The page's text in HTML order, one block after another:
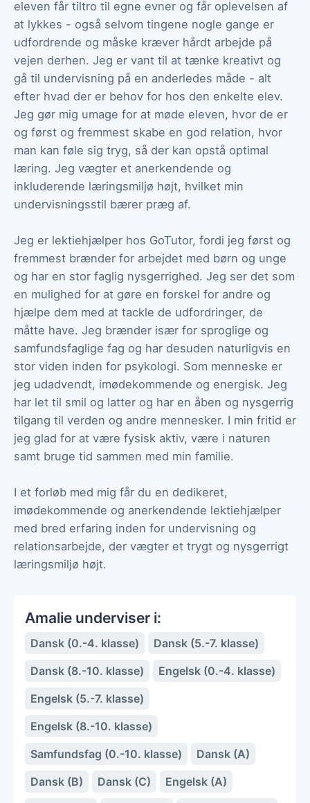
eleven får tiltro til egne evner og får oplevelsen af
at lykkes - også selvom tingene nogle gange er
udfordrende og måske kræver hårdt arbejde på
vejen derhen. Jeg er vant til at tænke kreativt og
gå til undervisning på en anderledes måde - alt
efter hvad der er behov for hos den enkelte elev.
Jeg gør mig umage for at møde eleven, hvor de er
og først og fremmest skabe en god relation, hvor
man kan føle sig tryg, så der kan opstå optimal
læring. Jeg vægter et anerkendende og
inkluderende læringsmiljø højt, hvilket min
undervisningsstil bærer præg af.
Jeg er lektiehjælper hos GoTutor, fordi jeg først og
fremmest brænder for arbejdet med børn og unge
og har en stor faglig nysgerrighed. Jeg ser det som
en mulighed for at gøre en forskel for andre og
hjælpe dem med at tackle de udfordringer, de
måtte have. Jeg brænder især for sproglige og
samfundsfaglige fag og har desuden naturligvis en
stor viden inden for psykologi. Som menneske er
jeg udadvendt, imødekommende og energisk. Jeg
har let til smil og latter og har en åben og nysgerrig
tilgang til verden og andre mennesker. I min fritid er
jeg glad for at være fysisk aktiv, være i naturen
samt bruge tid sammen med min familie.
I et forløb med mig får du en dedikeret,
imødekommende og anerkendende lektiehjælper
med bred erfaring inden for undervisning og
relationsarbejde, der vægter et trygt og nysgerrigt
læringsmiljø højt.
Amalie underviser i:
Dansk (0.-4. klasse)
Dansk (5.-7. klasse)
Dansk (8.-10. klasse)
Engelsk (0.-4. klasse)
Engelsk (5.-7. klasse)
Engelsk (8.-10. klasse)
Samfundsfag (0.-10. klasse)
Dansk (A)
Dansk (B)
Dansk (C)
Engelsk (A)